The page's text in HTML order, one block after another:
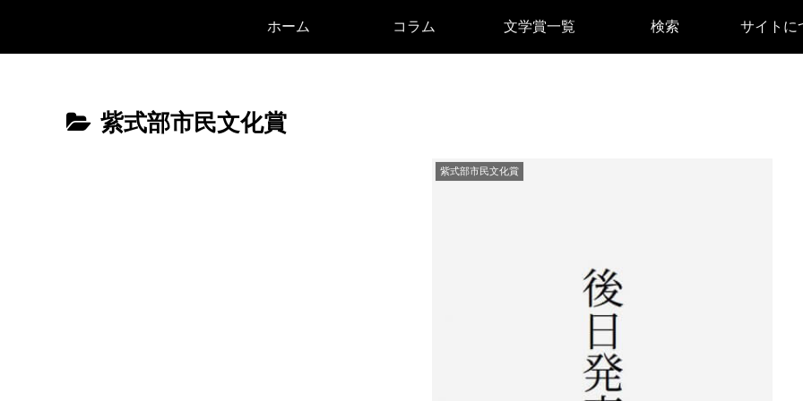
ホーム コラム 文学賞一覧 検索 サイトに
紫式部市民文化賞
紫式部市民文化賞